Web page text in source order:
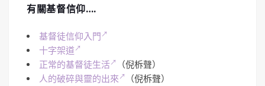
有關基督信仰….
基督徒信仰入門
十字架道
正常的基督徒生活
（倪柝聲）
人的破碎與靈的出來
（倪柝聲）